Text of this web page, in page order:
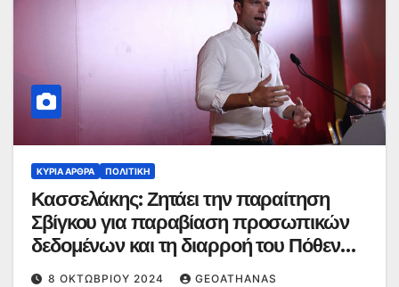
ΚΥΡΙΑ ΑΡΘΡΑ ΠΟΛΙΤΙΚΉ
Κασσελάκης: Ζητάει την παραίτηση
Σβίγκου για παραβίαση προσωπικών
δεδομένων και τη διαρροή του Πόθεν
Έσχες του
8 ΟΚΤΩΒΡΊΟΥ 2024 GEOATHANAS